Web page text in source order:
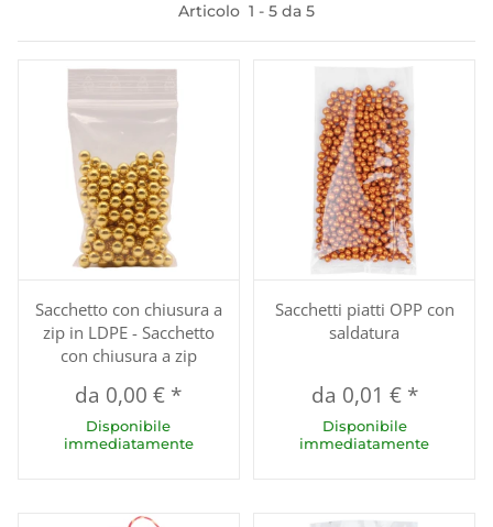
Articolo 1 - 5 da 5
Sacchetto con chiusura a
zip in LDPE - Sacchetto
con chiusura a zip
da 0,00 € *
Disponibile
immediatamente
Sacchetti piatti OPP con
saldatura
da 0,01 € *
Disponibile
immediatamente